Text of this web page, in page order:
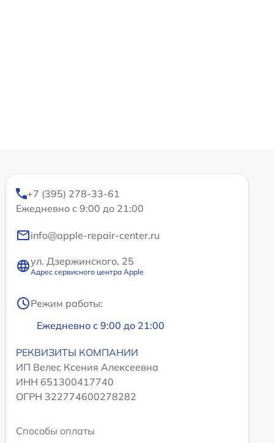
+7 (395) 278-33-61
Ежедневно с 9:00 до 21:00
info@apple-repair-center.ru
ул. Дзержинского, 25
Адрес сервисного центра Apple
Режим работы:
Ежедневно с 9:00 до 21:00
РЕКВИЗИТЫ КОМПАНИИ
ИП Велес Ксения Алексеевна
ИНН 651300417740
ОГРН 322774600278282
Способы оплаты